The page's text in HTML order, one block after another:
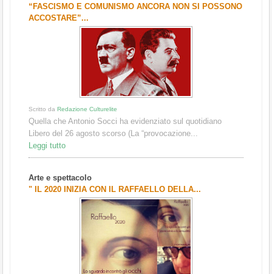
“FASCISMO E COMUNISMO ANCORA NON SI POSSONO
ACCOSTARE”...
Scritto da Redazione Culturelite
Quella che Antonio Socci ha evidenziato sul quotidiano
Libero del 26 agosto scorso (La “provocazione...
Leggi tutto
Arte e spettacolo
" IL 2020 INIZIA CON IL RAFFAELLO DELLA...